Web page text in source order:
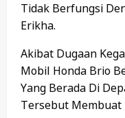
Tidak Berfungsi
Erikha.
Akibat Dugaan
Mobil Honda Brio
Yang Berada Di
Tersebut Membuat